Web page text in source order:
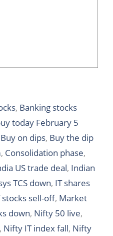
, Banking stocks
today February 5
Buy on dips, Buy the dip
, Consolidation phase,
US trade deal, Indian
TCS down, IT shares
stocks sell-off, Market
down, Nifty 50 live,
, Nifty IT index fall, Nifty